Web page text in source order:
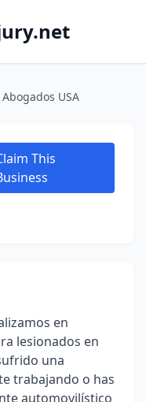
Abogados USA
This
en
lesionados en
una
trabajando o has
automovilístico